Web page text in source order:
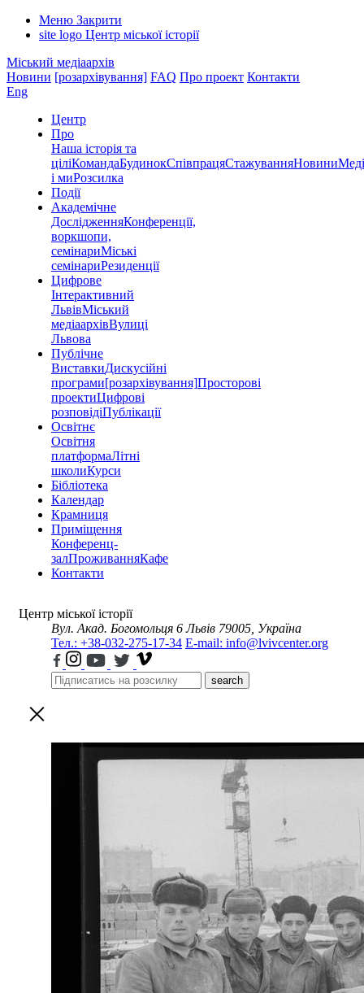
Меню Закрити
site logo Центр міської історії
Міський медіаархів
Новини [розархівування] FAQ Про проект Контакти
Eng
Центр
Про
Наша історія та
ціліКомандаБудинокСпівпрацяСтажуванняНовини
і миРозсилка
Події
Академічне
ДослідженняКонференції,
воркшопи,
семінариМіські
семінариРезиденції
Цифрове
Інтерактивний
ЛьвівМіський
медіаархівВулиці
Львова
Публічне
ВиставкиДискусійні
програми[розархівування]Просторові
проектиЦифрові
розповідіПублікації
Освітнє
Освітня
платформаЛітні
школиКурси
Бібліотека
Календар
Крамниця
Приміщення
Конференц-
залПроживанняКафе
Контакти
Центр міської історії
Вул. Акад. Богомольця 6 Львів 79005, Україна
Тел.: +38-032-275-17-34 E-mail: info@lvivcenter.org
search